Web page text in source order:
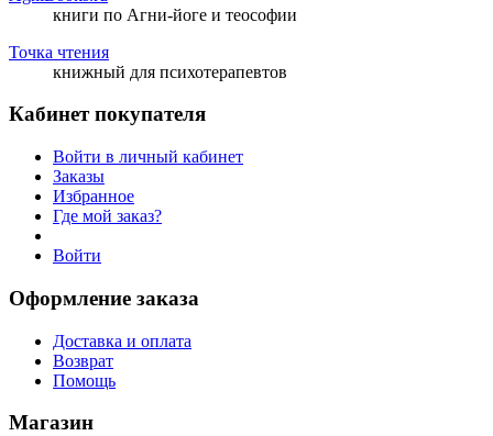
книги по Агни-йоге и теософии
Точка чтения
книжный для психотерапевтов
Кабинет покупателя
Войти в личный кабинет
Заказы
Избранное
Где мой заказ?
Войти
Оформление заказа
Доставка и оплата
Возврат
Помощь
Магазин